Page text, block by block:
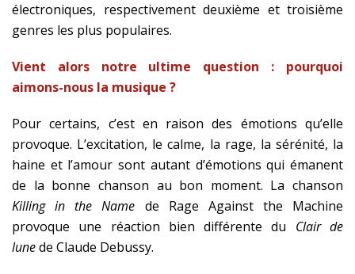
électroniques, respectivement deuxième et troisième
genres les plus populaires.
Vient alors notre ultime question : pourquoi
aimons-nous la musique ?
Pour certains, c’est en raison des émotions qu’elle
provoque. L’excitation, le calme, la rage, la sérénité, la
haine et l’amour sont autant d’émotions qui émanent
de la bonne chanson au bon moment. La chanson
Killing in the Name de Rage Against the Machine
provoque une réaction bien différente du Clair de
lunede Claude Debussy.